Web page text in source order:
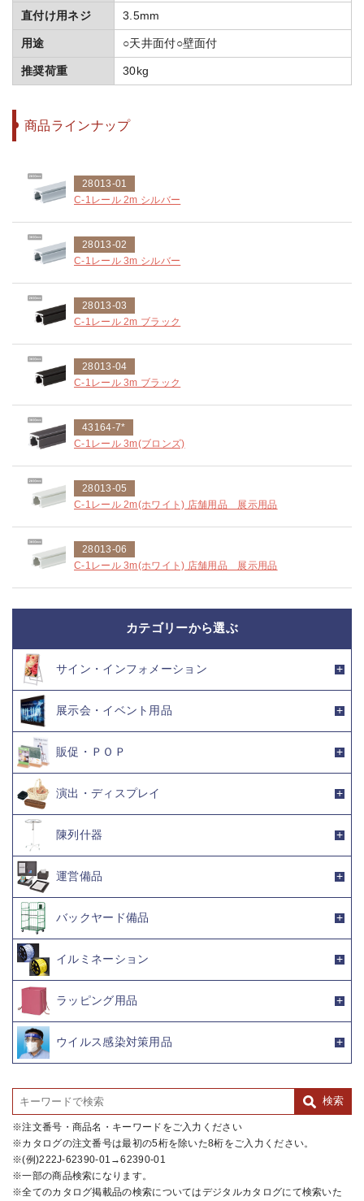
直付け用ネジ 3.5mm
用途 ○天井面付○壁面付
推奨荷重 30kg
商品ラインナップ
28013-01
C-1レール 2m シルバー
28013-02
C-1レール 3m シルバー
28013-03
C-1レール 2m ブラック
28013-04
C-1レール 3m ブラック
43164-7*
C-1レール 3m(ブロンズ)
28013-05
C-1レール 2m(ホワイト) 店舗用品 展示用品
28013-06
C-1レール 3m(ホワイト) 店舗用品 展示用品
カテゴリーから選ぶ
サイン・インフォメーション
展示会・イベント用品
販促・ＰＯＰ
演出・ディスプレイ
陳列什器
運営備品
バックヤード備品
イルミネーション
ラッピング用品
ウイルス感染対策用品
注文番号・商品名・キーワードをご入力ください
カタログの注文番号は最初の5桁を除いた8桁をご入力ください。
(例)222J-62390-01→62390-01
一部の商品検索になります。
全てのカタログ掲載品の検索についてはデジタルカタログにて検索いた